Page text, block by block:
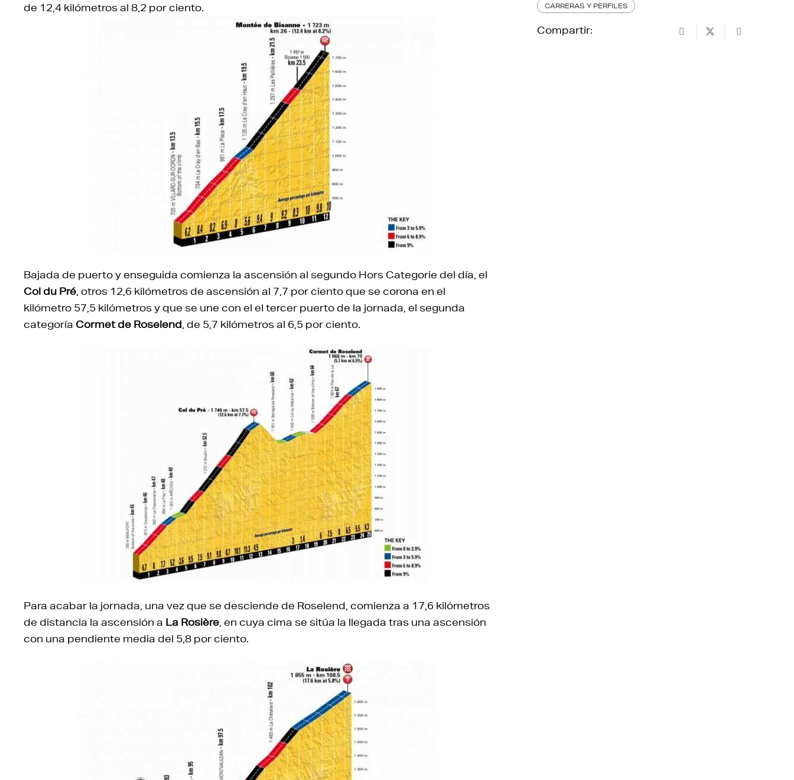
de 12,4 kilómetros al 8,2 por ciento.
Bajada de puerto y enseguida comienza la ascensión al segundo Hors Categorie del día, el
Col du Pré , otros 12,6 kilómetros de ascensión al 7,7 por ciento que se corona en el
kilómetro 57,5 kilómetros y que se une con el el tercer puerto de la jornada, el segunda
categoría Cormet de Roselend , de 5,7 kilómetros al 6,5 por ciento.
Para acabar la jornada, una vez que se desciende de Roselend, comienza a 17,6 kilómetros
de distancia la ascensión a La Rosière , en cuya cima se sitúa la llegada tras una ascensión
con una pendiente media del 5,8 por ciento.
CARRERAS Y PERFILES
Compartir: